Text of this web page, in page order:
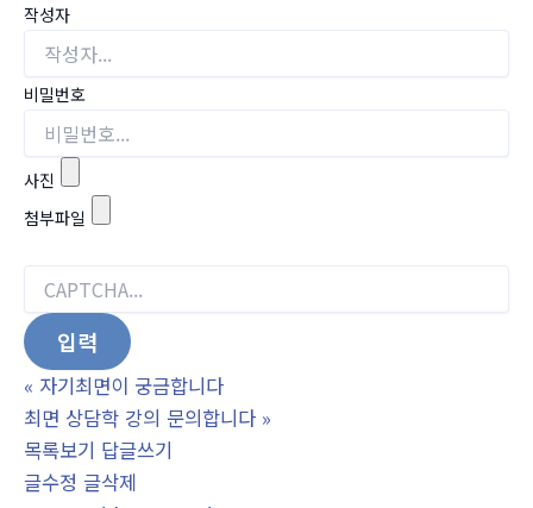
작성자
비밀번호
사진
첨부파일
« 자기최면이 궁금합니다
최면 상담학 강의 문의합니다 »
목록보기 답글쓰기
글수정 글삭제